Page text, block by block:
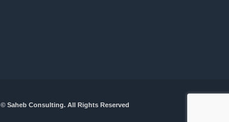
© Saheb Consulting. All Rights Reserved